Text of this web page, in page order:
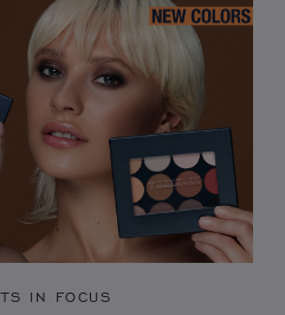
IN FOCUS